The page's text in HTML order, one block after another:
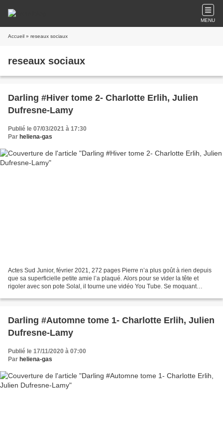
MENU
Accueil » reseaux sociaux
reseaux sociaux
Darling #Hiver tome 2- Charlotte Erlih, Julien
Dufresne-Lamy
Publié le 07/03/2021 à 17:30
Par heliena-gas
Actes Sud Junior, février 2021, 272 pages Pierre n’a plus goût à rien depuis
que sa superficielle petite amie l’a plaqué. Alors pour se vider la tête et
rigoler avec son pote Solal, il tourne une vidéo You Tube. Se moquant
Darling #Automne tome 1- Charlotte Erlih, Julien
Dufresne-Lamy
Publié le 17/11/2020 à 07:00
Par heliena-gas